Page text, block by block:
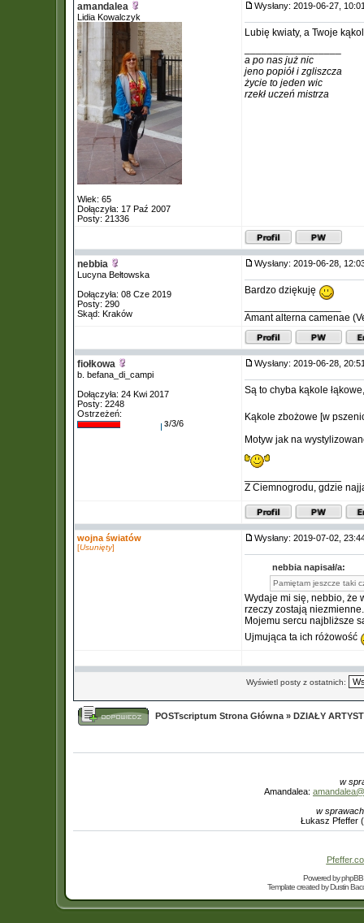
amandalea
Lidia Kowalczyk
Wiek: 65
Dołączyła: 17 Paź 2007
Posty: 21336
Wysłany: 2019-06-27,
Lubię kwiaty, a Twoje
a po nas już nic
jeno popiół i zgliszcza
życie to jeden wic
rzekł uczeń mistrza
nebbia
Lucyna Bełtowska
Dołączyła: 08 Cze 2019
Posty: 290
Skąd: Kraków
Wysłany: 2019-06-28,
Bardzo dziękuję
Amant alterna camenae
fiołkowa
b. befana_di_campi
Dołączyła: 24 Kwi 2017
Posty: 2248
Ostrzeżeń:
3/3/6
Wysłany: 2019-06-28,
Są to chyba kąkole
Kąkole zbożowe [w
Motyw jak na
Z Ciemnogrodu, gdzie
wojna światów
[Usunięty]
Wysłany: 2019-07-02,
nebbia napisał/a:
Pamiętam jeszcze taki
Wydaje mi się, nebbio, że
rzeczy zostają niezmienne.
Mojemu sercu najbliższe
Ujmująca ta ich różowość
Wyświetl posty z ostatnich:
POSTscriptum Strona Główna » DZIAŁY
w
Amandalea:
w
Łukasz Pfeffer
Powered byphpBB
Template created byDustin